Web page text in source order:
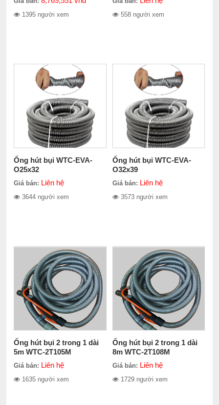
1395 người xem 558 người xem
Ống hút bụi WTC-EVA-
O25x32
Giá bán: Liên hệ
3644 người xem
Ống hút bụi WTC-EVA-
O32x39
Giá bán: Liên hệ
3573 người xem
Ống hút bụi 2 trong 1 dài
5m WTC-2T105M
Giá bán: Liên hệ
1635 người xem
Ống hút bụi 2 trong 1 dài
8m WTC-2T108M
Giá bán: Liên hệ
1729 người xem